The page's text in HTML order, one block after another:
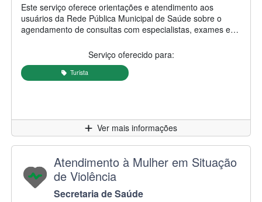
Descrição do serviço:
Este serviço oferece orientações e atendimento aos
usuários da Rede Pública Municipal de Saúde sobre o
agendamento de consultas com especialistas, exames e
aos prestadores de serviços municipais e estaduais,
conforme a disponibilidade da rede de saúde, incluindo
ambulatórios especializados, hospitais e demais serviços
quanto aos procedimentos necessários para acesso aos
serviços especializados.
Serviço oferecido para:
Turista
Ver mais informações
Nome do serviço:
Atendimento à Mulher em Situação
de Violência
Secretaria/Autarquia responsável:
Secretaria de Saúde